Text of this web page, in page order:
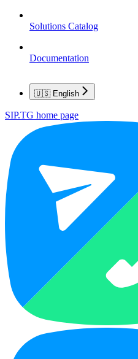
Solutions Catalog
Documentation
🇺🇸 English
SIP.TG home page